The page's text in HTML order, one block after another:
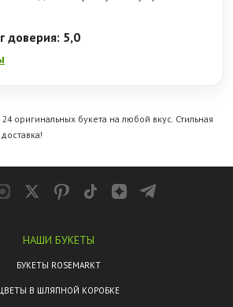
доверия: 5,0
оригинальных букета на любой вкус. Стильная
НАШИ БУКЕТЫ
БУКЕТЫ ROSEMARKT
В ШЛЯПНОЙ КОРОБКЕ